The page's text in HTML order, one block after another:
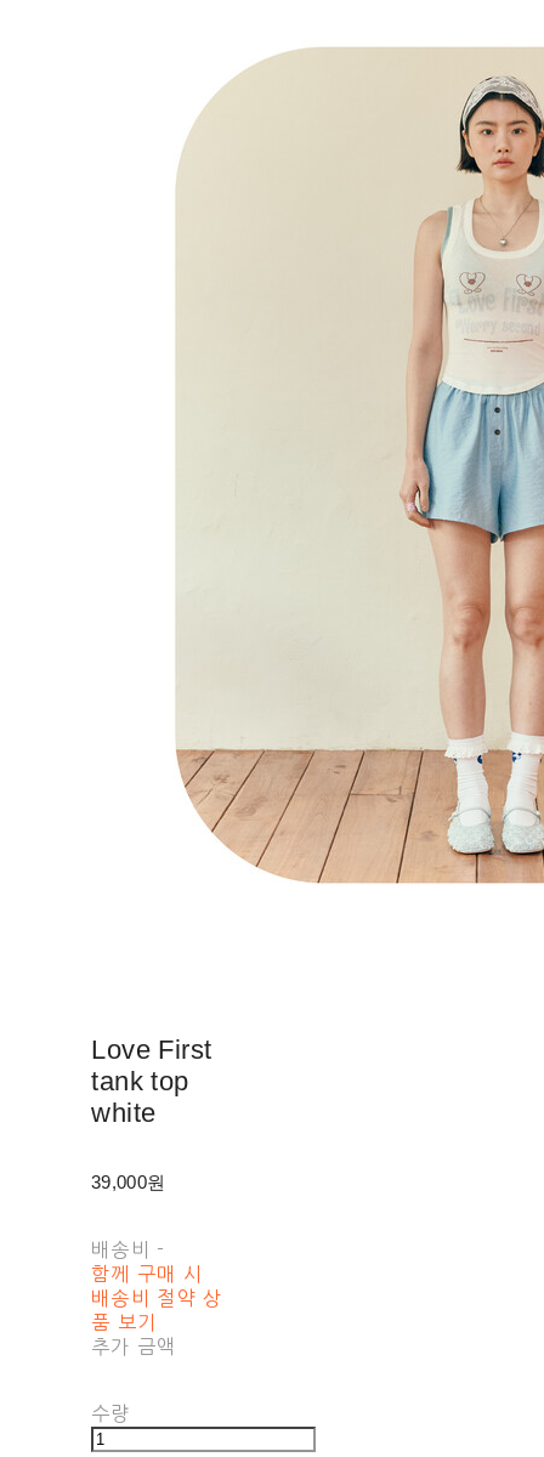
Love First
tank top
white
39,000원
배송비 -
함께 구매 시
배송비 절약 상
품 보기
추가 금액
수량